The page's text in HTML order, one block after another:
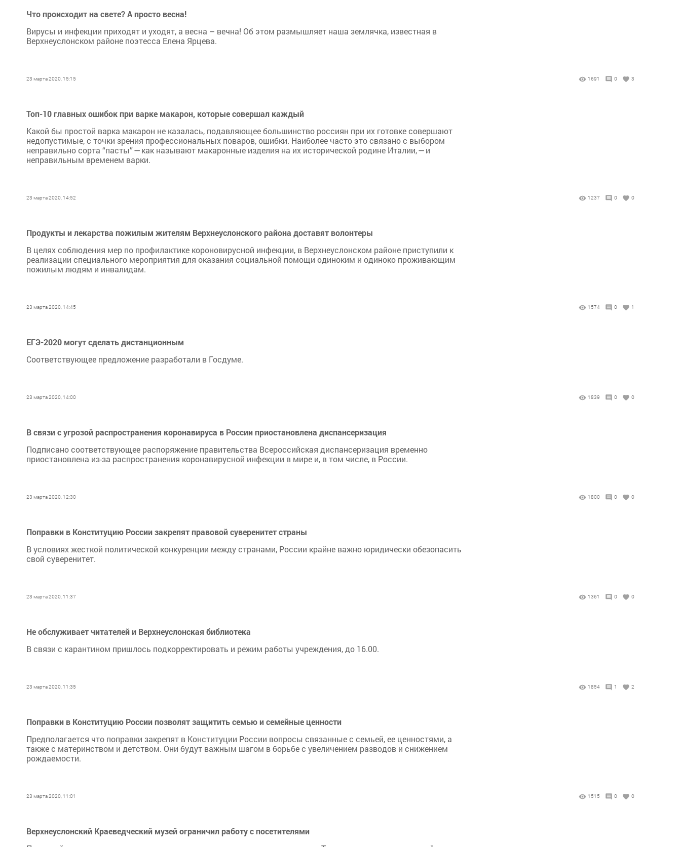
Что происходит на свете? А просто весна!
Вирусы и инфекции приходят и уходят, а весна – вечна! Об этом размышляет наша землячка, известная в
Верхнеуслонском районе поэтесса Елена Ярцева.
23 марта 2020, 15:15 1691 0 3
Топ-10 главных ошибок при варке макарон, которые совершал каждый
Какой бы простой варка макарон не казалась, подавляющее большинство россиян при их готовке совершают
недопустимые, с точки зрения профессиональных поваров, ошибки. Наиболее часто это связано с выбором
неправильно сорта “пасты” — как называют макаронные изделия на их исторической родине Италии, — и
неправильным временем варки.
23 марта 2020, 14:52 1237 0 0
Продукты и лекарства пожилым жителям Верхнеуслонского района доставят волонтеры
В целях соблюдения мер по профилактике короновирусной инфекции, в Верхнеуслонском районе приступили к
реализации специального мероприятия для оказания социальной помощи одиноким и одиноко проживающим
пожилым людям и инвалидам.
23 марта 2020, 14:45 1574 0 1
ЕГЭ-2020 могут сделать дистанционным
Соответствующее предложение разработали в Госдуме.
23 марта 2020, 14:00 1839 0 0
В связи с угрозой распространения коронавируса в России приостановлена диспансеризация
Подписано соответствующее распоряжение правительства Всероссийская диспансеризация временно
приостановлена из-за распространения коронавирусной инфекции в мире и, в том числе, в России.
23 марта 2020, 12:30 1800 0 0
Поправки в Конституцию России закрепят правовой суверенитет страны
В условиях жесткой политической конкуренции между странами, России крайне важно юридически обезопасить
свой суверенитет.
23 марта 2020, 11:37 1361 0 0
Не обслуживает читателей и Верхнеуслонская библиотека
В связи с карантином пришлось подкорректировать и режим работы учреждения, до 16.00.
23 марта 2020, 11:35 1854 1 2
Поправки в Конституцию России позволят защитить семью и семейные ценности
Предполагается что поправки закрепят в Конституции России вопросы связанные с семьей, ее ценностями, а
также с материнством и детством. Они будут важным шагом в борьбе с увеличением разводов и снижением
рождаемости.
23 марта 2020, 11:01 1515 0 0
Верхнеуслонский Краеведческий музей ограничил работу с посетителями